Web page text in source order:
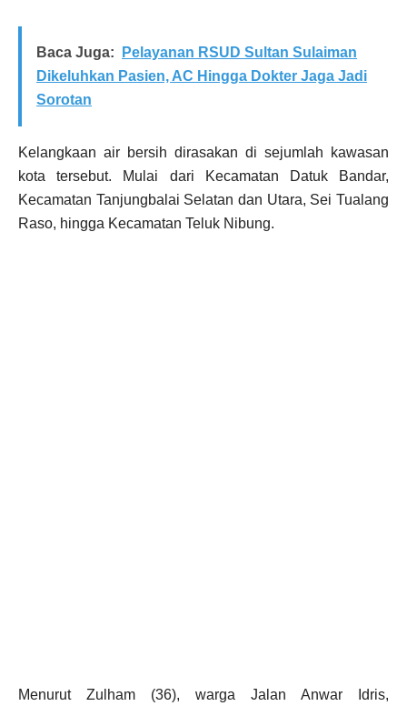
Baca Juga:
Pelayanan RSUD Sultan Sulaiman
Dikeluhkan Pasien, AC Hingga Dokter Jaga Jadi
Sorotan
Kelangkaan air bersih dirasakan di sejumlah kawasan
kota tersebut. Mulai dari Kecamatan Datuk Bandar,
Kecamatan Tanjungbalai Selatan dan Utara, Sei Tualang
Raso, hingga Kecamatan Teluk Nibung.
Menurut Zulham (36), warga Jalan Anwar Idris,